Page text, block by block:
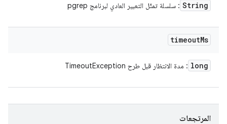
String : سلسلة تمثّل التعبير العادي لبرنامج pgrep
timeoutMs
long : مدة الانتظار قبل طرح TimeoutException
المرتجعات